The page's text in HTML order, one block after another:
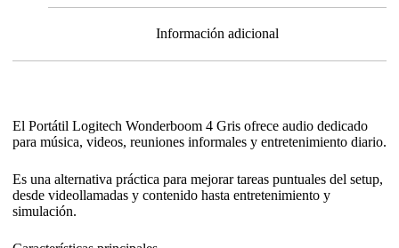
Información adicional
El Portátil Logitech Wonderboom 4 Gris ofrece audio dedicado
para música, videos, reuniones informales y entretenimiento diario.
Es una alternativa práctica para mejorar tareas puntuales del setup,
desde videollamadas y contenido hasta entretenimiento y
simulación.